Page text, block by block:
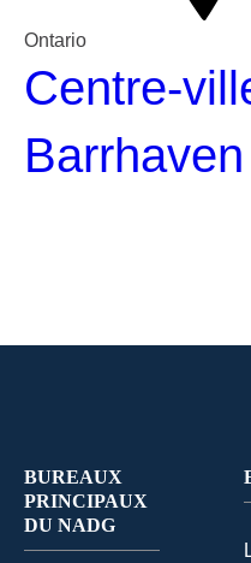
Ontario
Centre-
Barrhaven
BUREAUX
PRINCIPAUX
DU NADG